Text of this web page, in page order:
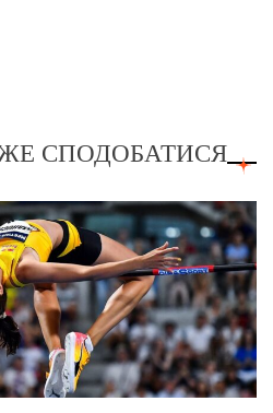
СПОДОБАТИСЯ